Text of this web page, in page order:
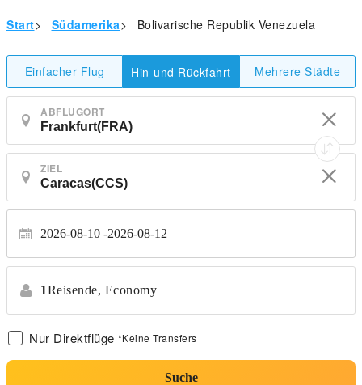
Start> Südamerika> Bolivarische Republik Venezuela
Einfacher Flug Hin-und Rückfahrt Mehrere Städte
ABFLUGORT
ZIEL
2026-08-10 2026-08-12
1Reisende, Economy
Nur Direktflüge *Keine Transfers
Suche